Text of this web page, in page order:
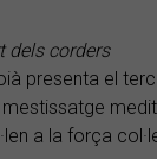
dels corders
presenta el
a la força